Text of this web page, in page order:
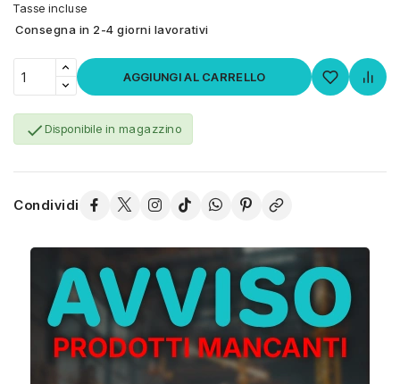
Tasse incluse
Consegna in 2-4 giorni lavorativi
AGGIUNGI AL CARRELLO
Disponibile in magazzino
Condividi